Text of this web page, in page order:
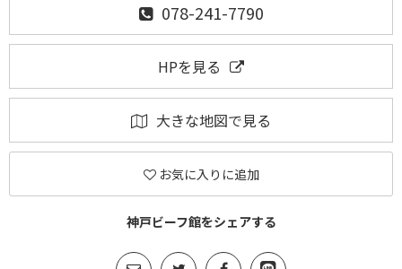
078-241-7790
HPを見る
大きな地図で見る
お気に入りに追加
神戸ビーフ館をシェアする